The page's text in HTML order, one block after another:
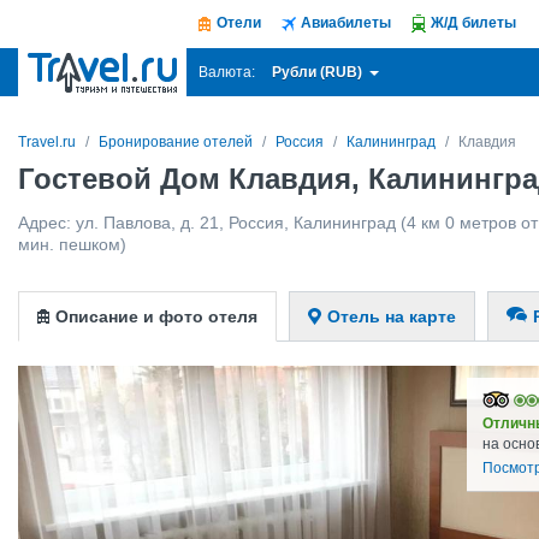
Отели Авиабилеты Ж/Д билеты
Валюта: Рубли (RUB)
Travel.ru Бронирование отелей Россия Калининград Клавдия
Гостевой Дом Клавдия,
Адрес: ул. Павлова, д. 21 Россия Калининград (4 км 0 метров
мин. пешком)
Описание и фото отеля Отель на карте
на